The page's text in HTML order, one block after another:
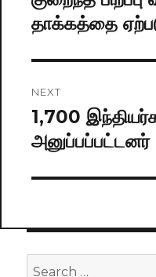
post:
தாக்கத்தை
NEXT
Next
post:
1,700
அனுப்பப்பட்டனர்
Search